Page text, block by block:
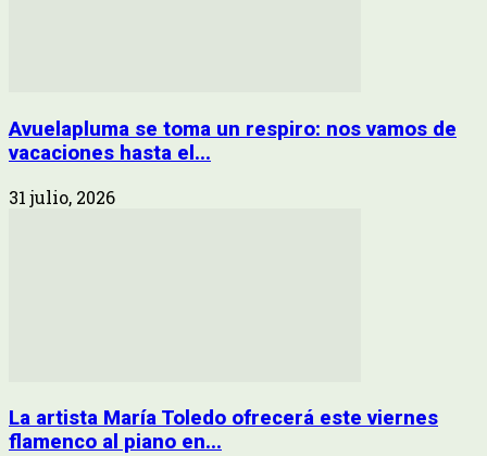
Avuelapluma se toma un respiro: nos vamos de
vacaciones hasta el...
31 julio, 2026
La artista María Toledo ofrecerá este viernes
flamenco al piano en...